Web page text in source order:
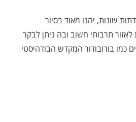
שונות, יהנו מאוד בסיור
תרבותי חשוב ובה ניתן לבקר
כמו בורובודור המקדש הבודהיסטי